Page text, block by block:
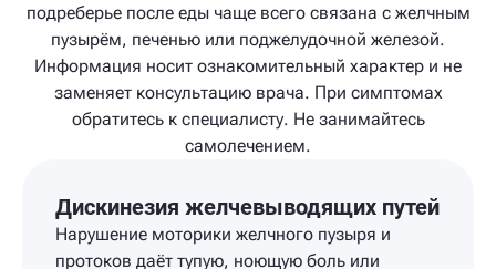
подреберье после еды чаще всего связана с желчным
пузырём, печенью или поджелудочной железой.
Информация носит ознакомительный характер и не
заменяет консультацию врача. При симптомах
обратитесь к специалисту. Не занимайтесь
самолечением.
Дискинезия желчевыводящих путей
Нарушение моторики желчного пузыря и
протоков даёт тупую, ноющую боль или